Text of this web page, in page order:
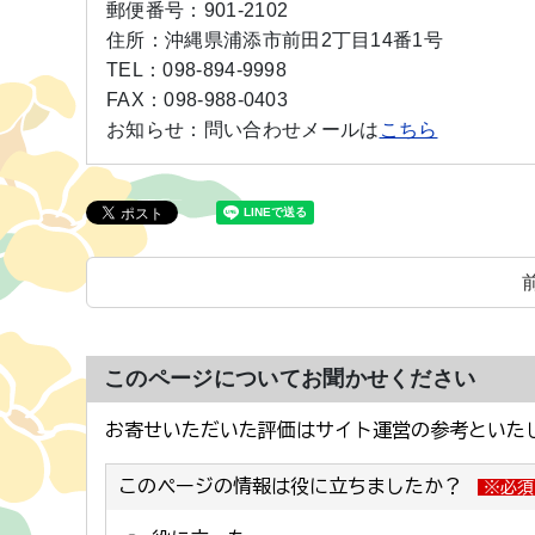
郵便番号： 901-2102
住所： 沖縄県浦添市前田2丁目14番1号
TEL：098-894-9998
FAX：098-988-0403
お知らせ： 問い合わせメールは こちら
このページについてお聞かせください